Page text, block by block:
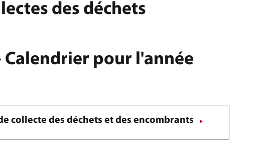
des déchets
Calendrier pour l'année
collecte des déchets et des encombrants